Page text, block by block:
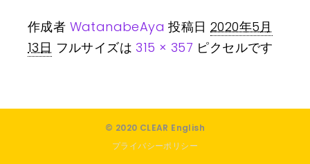
作成者 WatanabeAya 投稿日2020年5月
13日 フルサイズは 315 × 357 ピクセルです
© 2020 CLEAR English
プライバシーポリシー